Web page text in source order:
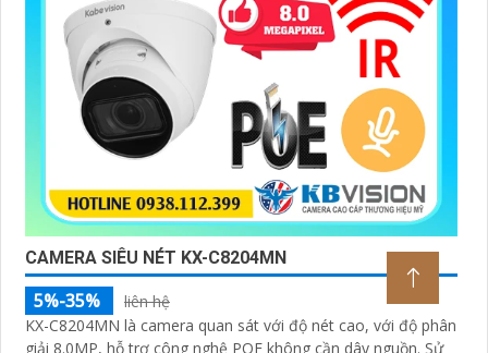
CAMERA SIÊU NÉT KX-C8204MN
5%-35%
liên hệ
KX-C8204MN là camera quan sát với độ nét cao, với độ phân
giải 8.0MP, hỗ trợ công nghệ POE không cần dây nguồn. Sử